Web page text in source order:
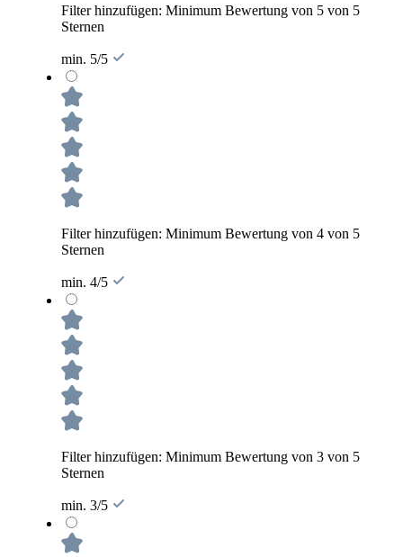
Filter hinzufügen: Minimum Bewertung von 5 von 5
Sternen
min. 5/5
Filter hinzufügen: Minimum Bewertung von 4 von 5
Sternen
min. 4/5
Filter hinzufügen: Minimum Bewertung von 3 von 5
Sternen
min. 3/5